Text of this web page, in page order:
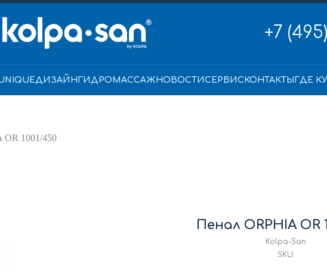
+7
ДИЗАЙН ГИДРОМАССАЖ НОВОСТИ СЕРВИС КОНТАКТЫ ГДЕ
OR 1001/450
Пенал ORPHIA OR
Kolpa-San
SKU: